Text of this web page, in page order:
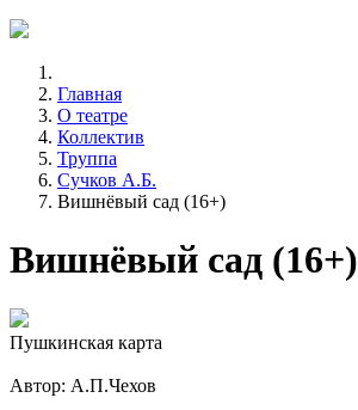
Главная
О театре
Коллектив
Труппа
Сучков А.Б.
Вишнёвый сад (16+)
Вишнёвый сад (16+)
Пушкинская карта
Автор: А.П.Чехов